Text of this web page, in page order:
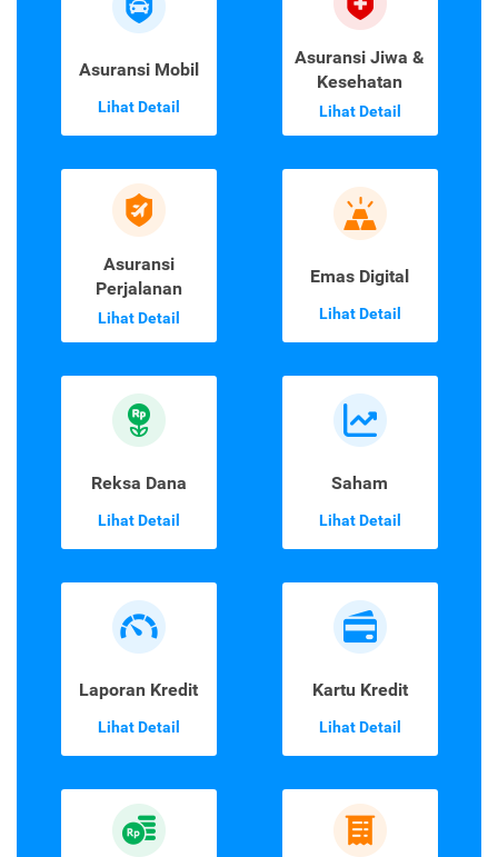
Asuransi Mobil
Lihat Detail
Asuransi Jiwa &
Kesehatan
Lihat Detail
Asuransi
Perjalanan
Lihat Detail
Emas Digital
Lihat Detail
Reksa Dana
Lihat Detail
Saham
Lihat Detail
Laporan Kredit
Lihat Detail
Kartu Kredit
Lihat Detail